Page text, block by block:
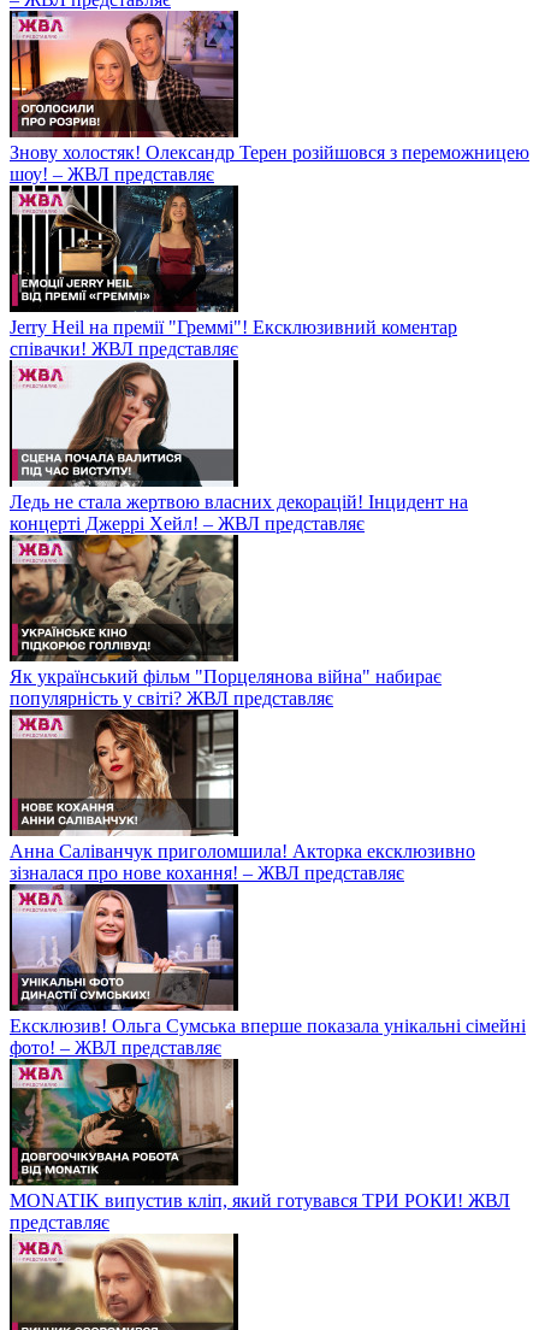
Знову холостяк! Олександр Терен розійшовся з переможницею
шоу! – ЖВЛ представляє
Jerry Heil на премії "Греммі"! Ексклюзивний коментар
співачки! ЖВЛ представляє
Ледь не стала жертвою власних декорацій! Інцидент на
концерті Джеррі Хейл! – ЖВЛ представляє
Як український фільм "Порцелянова війна" набирає
популярність у світі? ЖВЛ представляє
Анна Саліванчук приголомшила! Акторка ексклюзивно
зізналася про нове кохання! – ЖВЛ представляє
Ексклюзив! Ольга Сумська вперше показала унікальні сімейні
фото! – ЖВЛ представляє
MONATIK випустив кліп, який готувався ТРИ РОКИ! ЖВЛ
представляє